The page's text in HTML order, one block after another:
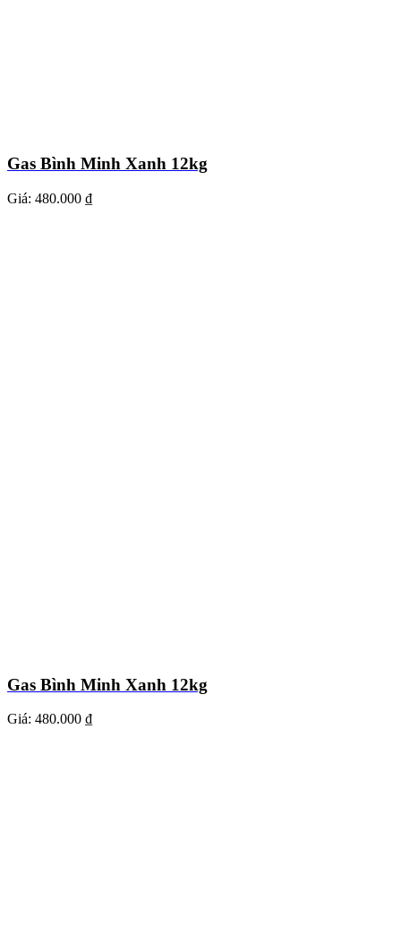
Gas Bình Minh Xanh 12kg
Giá: 480.000 ₫
Gas Bình Minh Xanh 12kg
Giá: 480.000 ₫